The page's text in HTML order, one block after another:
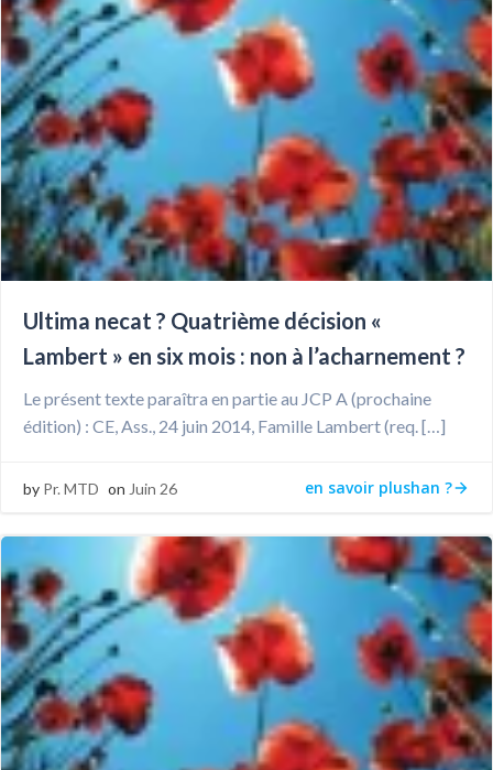
Ultima necat ? Quatrième décision «
Lambert » en six mois : non à l’acharnement ?
Le présent texte paraîtra en partie au JCP A (prochaine
édition) : CE, Ass., 24 juin 2014, Famille Lambert (req. […]
by Pr. MTD on Juin 26 en savoir plushan ?